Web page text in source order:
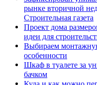
рынке вторичной
Строительная газета
Проект дома
идеи для
Выбираем
особенности
Шкаф в туалете за
бачком